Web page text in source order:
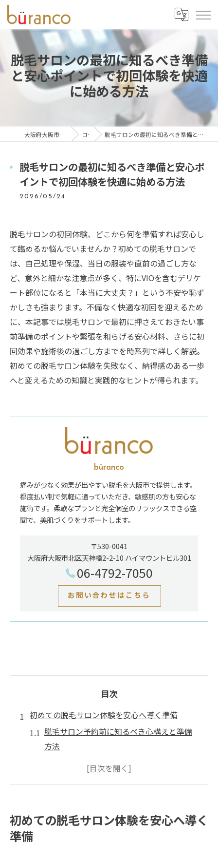
脱毛サロンの最初に知るべき準備
と安心ポイントで初回体験を快適
に始める方法
大阪府大阪市の脱毛ならbüranco コラム 脱毛サロンの最初に知るべき準備と安心ポイントで初回体験を快適に始める方法
脱毛サロンの最初に知るべき準備と安心ポ
イントで初回体験を快適に始める方法
2026/05/24
脱毛サロンの初回体験、どこから何を準備すれば安心し
て臨めるか悩んでいませんか？初めての脱毛サロンで
は、自己処理や保湿、当日の服装や直前の過ごし方な
ど、意外と細かな注意点が多く、特にVIOを含むデリケ
ート部位になると「本当に大丈夫？」という不安や恥ず
かしさも強まります。不備なく快適な初回を迎えるため
に、本記事では脱毛サロンで最初に押さえておきたい事
前準備のポイントや緊張を和らげる安心材料、さらに初
回効果や施術後の過ごし方までを時系列で詳しく解説。
初めての脱毛サロン体験を失敗なく、納得感のある一歩
へと変えるための知識と実践的なヒントが得られます。
büranco
痛みが少なく効果が出やすい脱毛を大阪市で提供します。
都度払い制で気軽に通っていただき、敏感肌の方も安心な
施術です。柔軟なプランと完全個室のリラックスできる空
間で、美肌づくりをサポートします。
〒530-0041
大阪府大阪市北区天神橋2-2-10 ハイマウントビル301
06-4792-7050
お問い合わせはこちら
目次
初めての脱毛サロン体験を安心へ導く準備
脱毛サロン予約前に知るべき心構えと準備
方法
全身脱毛初めての方が気をつけたい準備の
脱毛サロン当日にやってはいけない注意点
初めての脱毛サロン体験を安心へ導く
準備